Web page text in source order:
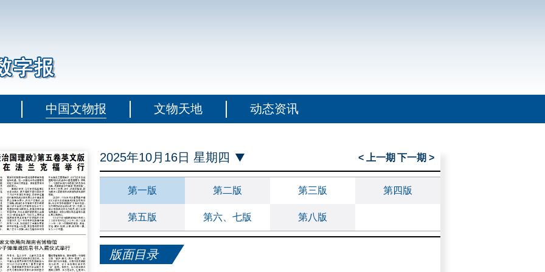
中国文物报 文物天地 动态资讯
2025年10月16日 星期四 < 上一期 下一期 >
第一版 第二版 第三版 第四版
第五版 第六、七版 第八版
版面目录